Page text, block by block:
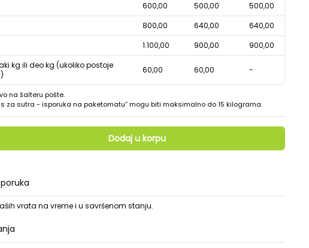
600,00 500,00
500,00
800,00 640,00
640,00
1.100,00 900,00
900,00
kg ili deo kg (ukoliko postoje
60,00 60,00 -
na šalteru pošte.
za sutra - isporuka na paketomatu“ mogu biti maksimalno do 15 kilograma.
Dodaj u korpu
vrata na vreme i u savršenom stanju.